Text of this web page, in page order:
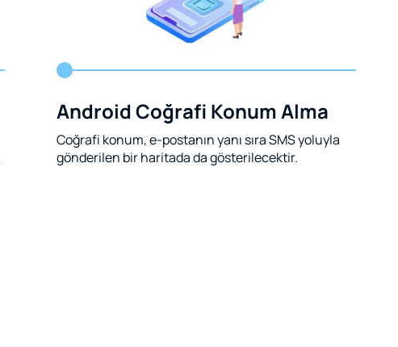
Android Coğrafi Konum Alma
Coğrafi konum, e-postanın yanı sıra SMS yoluyla
gönderilen bir haritada da gösterilecektir.